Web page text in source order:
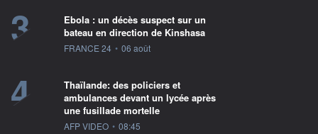
3
Ebola : un décès suspect sur un
bateau en direction de Kinshasa
information fournie par
FRANCE 24 • 06 août
4
Thaïlande: des policiers et
ambulances devant un lycée après
une fusillade mortelle
information fournie par
AFP VIDEO • 08:45